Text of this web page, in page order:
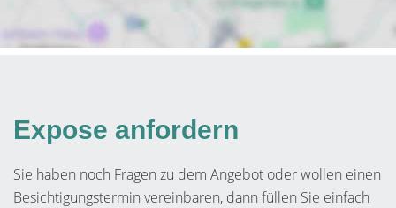
Expose anfordern
Sie haben noch Fragen zu dem Angebot oder wollen einen
Besichtigungstermin vereinbaren, dann füllen Sie einfach